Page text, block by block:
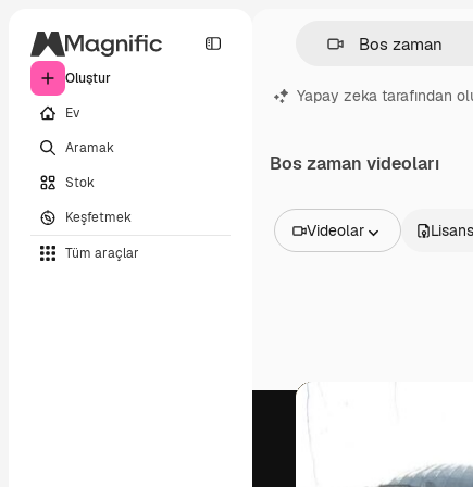
Oluştur
Ev
Aramak
Stok
Keşfetmek
Tüm araçlar
Yapay zeka tarafından
Bos zaman videoları
Videolar
Videolar
3D Modeller
Lisans